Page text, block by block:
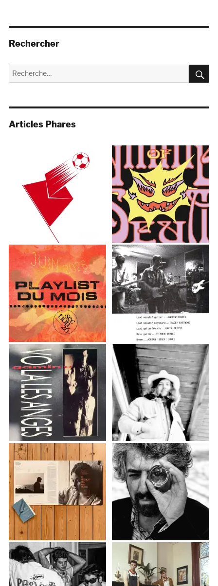
Rechercher
Recherche
pour :
Articles Phares